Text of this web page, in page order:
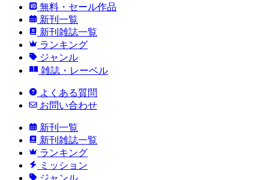
無料・セール作品
新刊一覧
新刊雑誌一覧
ランキング
ジャンル
雑誌・レーベル
よくある質問
お問い合わせ
新刊一覧
新刊雑誌一覧
ランキング
ミッション
ジャンル